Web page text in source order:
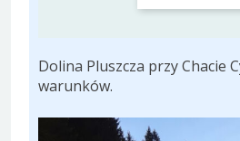
Dolina Pluszcza przy Chacie
warunków.